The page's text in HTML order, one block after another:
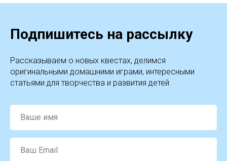
Подпишитесь на рассылку
Рассказываем о новых квестах, делимся
оригинальными домашними играми, интересными
статьями для творчества и развития детей
Ваше имя
Ваш Email